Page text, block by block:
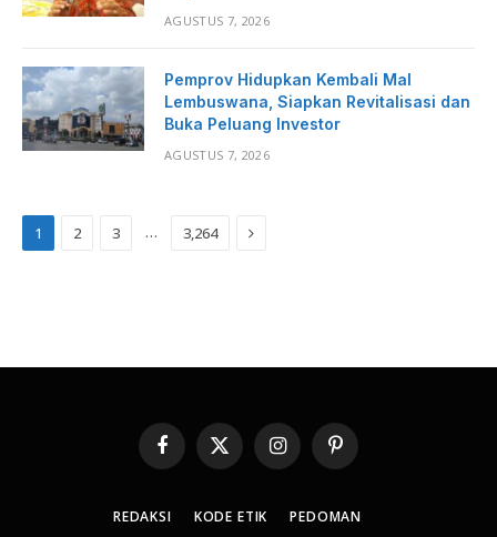
AGUSTUS 7, 2026
Pemprov Hidupkan Kembali Mal
Lembuswana, Siapkan Revitalisasi dan
Buka Peluang Investor
AGUSTUS 7, 2026
1 2 3 … 3,264 Next
Facebook
X
(Twitter)
InstagramPinterest
REDAKSI KODE ETIK PEDOMAN